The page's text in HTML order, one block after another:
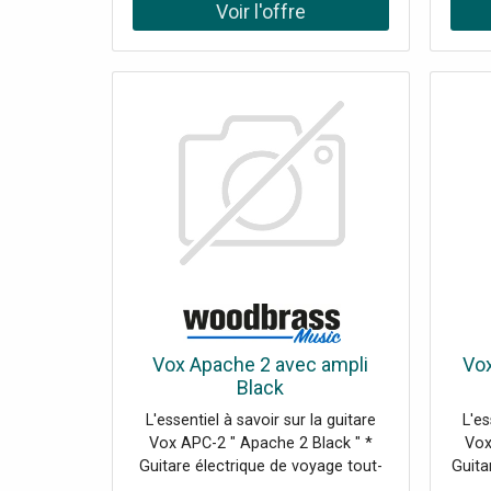
Vox Apache 2 avec ampli
Black
L'essentiel à savoir sur la guitare
Vox APC-2 " Apache 2 Black " *
Guitare électrique de voyage tout-